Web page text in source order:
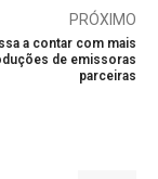
PRÓXIMO
a contar com mais
de emissoras
parceiras